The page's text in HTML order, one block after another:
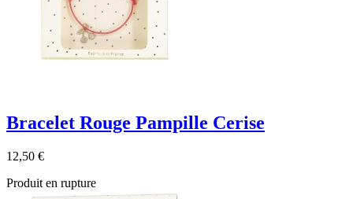
Bracelet Rouge Pampille Cerise
12,50 €
Produit en rupture